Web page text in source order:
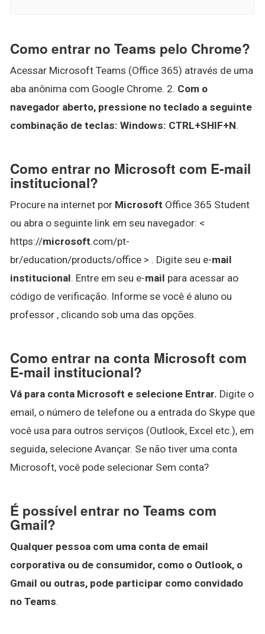
Como entrar no Teams pelo Chrome?
Acessar Microsoft Teams (Office 365) através de uma
aba anônima com Google Chrome. 2. Com o
navegador aberto, pressione no teclado a seguinte
combinação de teclas: Windows: CTRL+SHIF+N.
Como entrar no Microsoft com E-mail
institucional?
Procure na internet por Microsoft Office 365 Student
ou abra o seguinte link em seu navegador: <
https://microsoft.com/pt-
br/education/products/office > . Digite seu e-mail
institucional. Entre em seu e-mail para acessar ao
código de verificação. Informe se você é aluno ou
professor , clicando sob uma das opções.
Como entrar na conta Microsoft com
E-mail institucional?
Vá para conta Microsoft e selecione Entrar. Digite o
email, o número de telefone ou a entrada do Skype que
você usa para outros serviços (Outlook, Excel etc.), em
seguida, selecione Avançar. Se não tiver uma conta
Microsoft, você pode selecionar Sem conta?
É possível entrar no Teams com
Gmail?
Qualquer pessoa com uma conta de email
corporativa ou de consumidor, como o Outlook, o
Gmail ou outras, pode participar como convidado
no Teams.